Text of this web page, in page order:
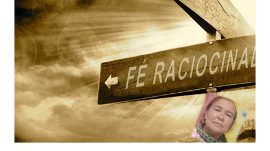
mensagens, a maioria de Emmanuel.